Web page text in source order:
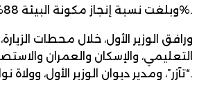
وبلغت نسبة إنجاز مكونة البيئة 88% بينما لم تتجاوز نسبة الآجال المستنفذة 50%.
ورافق الوزير الأول، خلال محطات
التعليمي، والإسكان والعمران
“تآزر”، ومدير ديوان الوزير الأول، وولاة نواكشوط وحكام مقاطعاتها وعمد بلدياتها، وعدد من أطر الوزارة الأولى.